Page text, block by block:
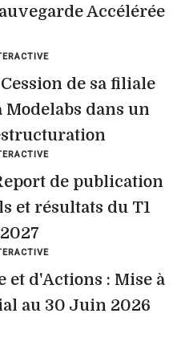
Accélérée
de sa filiale
Modelabs dans un
de publication
et résultats du T1
et d'Actions : Mise à
au 30 Juin 2026